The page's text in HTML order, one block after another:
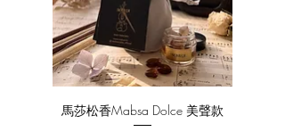
馬莎松香Mabsa Dolce 美聲款